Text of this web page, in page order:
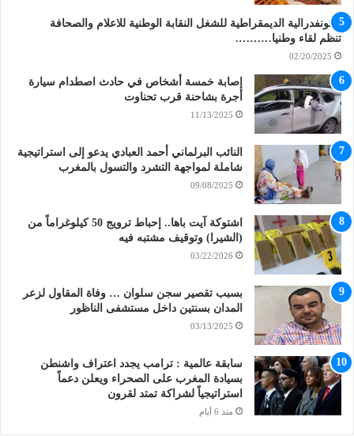
الكونفدرالية الديمقراطية للشغل النقابة الوطنية للاعلام والصحافة
تنظم لقاء وطنيا……….
02/20/2025
إصابة خمسة أشخاص في حادث اصطدام سيارة
أجرة بشاحنة قرب تحناوت
11/13/2025
النائب البرلماني أحمد العبادي يدعو إلى استراتيجية
شاملة لمواجهة التشرد والتسول بالمغرب
09/08/2025
اشتوكة آيت باها.. إحباط ترويج 50 كيلوغراماً من
(الشيرا) وتوقيف مشتبه فيه
03/22/2026
بسبب تقصير سجن سلوان … وفاة المقاول لزعر
المدان بسنتين داخل مستشفى الناظور
03/13/2025
سابقة عالمية : ترامب يجدد اعتراف واشنطن
بسيادة المغرب على الصحراء ويعلن دعماً
استراتيجياً لشراكة تمتد لقرون
منذ 6 أيام